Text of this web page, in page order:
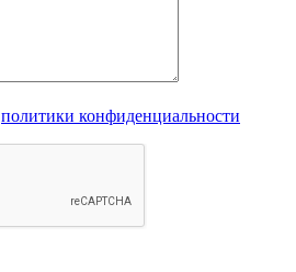
политики конфиденциальности